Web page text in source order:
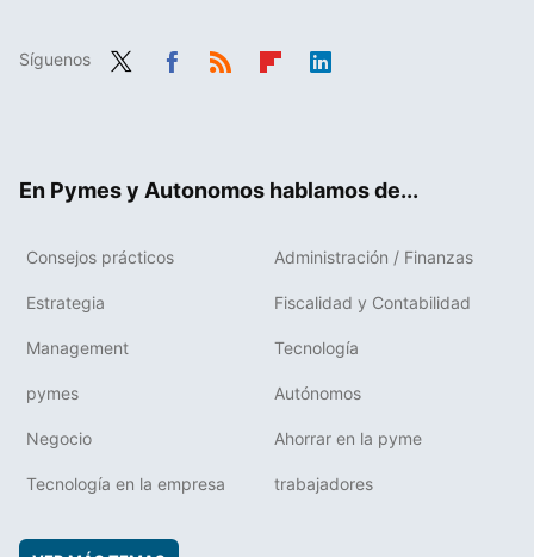
Síguenos
En Pymes y Autonomos hablamos de...
Consejos prácticos Administración / Finanzas
Estrategia Fiscalidad y Contabilidad
Management Tecnología
pymes Autónomos
Negocio Ahorrar en la pyme
Tecnología en la empresa trabajadores